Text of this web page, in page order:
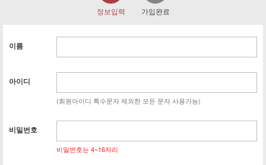
정보입력 가입완료
이름
아이디
(회원아이디 특수문자 제외한 모든 문자 사용가능)
비밀번호
비밀번호는 4~16자리